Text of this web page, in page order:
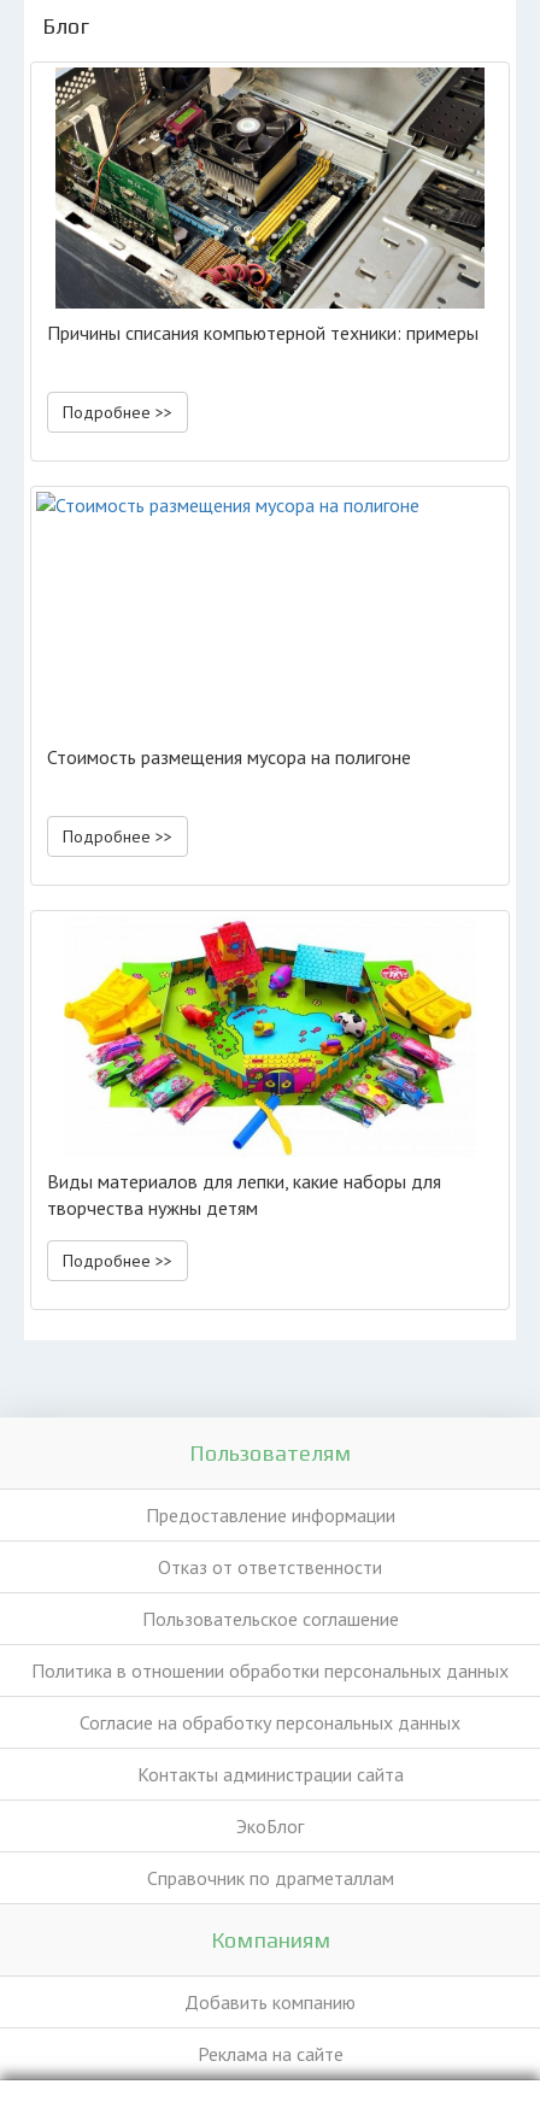
Блог
Причины списания компьютерной техники: примеры
Подробнее >>
Стоимость размещения мусора на полигоне
Подробнее >>
Виды материалов для лепки, какие наборы для
творчества нужны детям
Подробнее >>
Пользователям
Предоставление информации
Отказ от ответственности
Пользовательское соглашение
Политика в отношении обработки персональных данных
Согласие на обработку персональных данных
Контакты администрации сайта
ЭкоБлог
Справочник по драгметаллам
Компаниям
Добавить компанию
Реклама на сайте